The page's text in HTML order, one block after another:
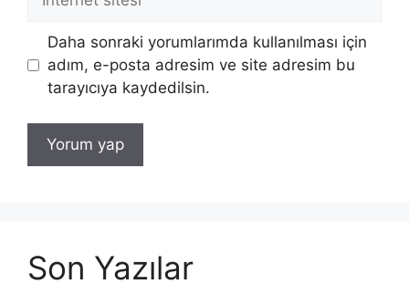
Daha sonraki yorumlarımda kullanılması için
adım, e-posta adresim ve site adresim bu
tarayıcıya kaydedilsin.
Son Yazılar